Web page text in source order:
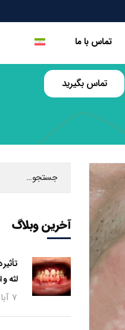
تماس با ما
تماس بگیرید
آخرین وبلاگ
لثه
7 آبان 1404